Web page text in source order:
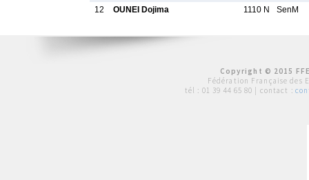
12
OUNEI Dojima 1110 N SenM
Copyright © 2015
Fédération Française des
tél : 01 39 44 65 80 | contact :